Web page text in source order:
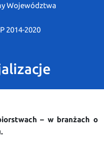
Województwa
2014-2020
– w branżach o